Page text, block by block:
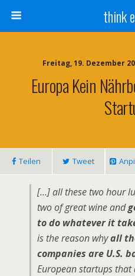
think
Freitag, 19. Dezember
Europa Kein
Teilen Tweet
[…] all these two hour
two of great wine and
to do whatever it
is the reason whyall
companies are U.S.
European startups